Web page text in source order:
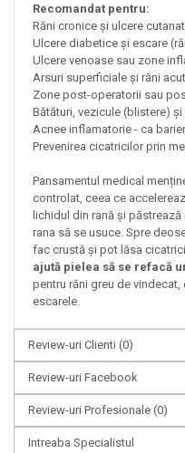
Recomandat pentru:
Răni cronice și ulcere
Ulcere diabetice și escare
Ulcere venoase sau zone
Arsuri superficiale și răni
Zone post-operatorii sau
Bătături, vezicule (blistere)
Acnee inflamatorie - ca
Prevenirea cicatricilor prin
Pansamentul medical
controlat, ceea ce
lichidul din rană și
rana să se usuce. Spre
fac crustă și pot lăsa cicatrici,
ajută pielea să se refacă
pentru răni greu de
escarele.
Review-uri Clienti (0)
Review-uri Facebook
Review-uri Profesionale (0)
Intreaba Specialistul